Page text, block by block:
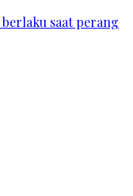
saat perang